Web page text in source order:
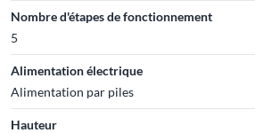
Nombre d'étapes de fonctionnement
5
Alimentation électrique
Alimentation par piles
Hauteur